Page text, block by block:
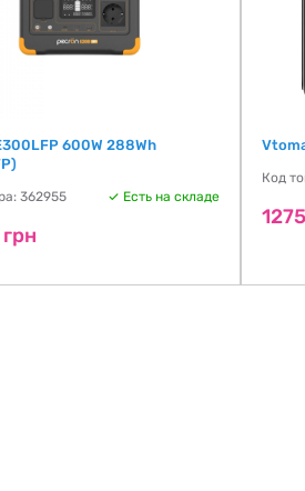
600W 288Wh
362955 Есть на складе
Код